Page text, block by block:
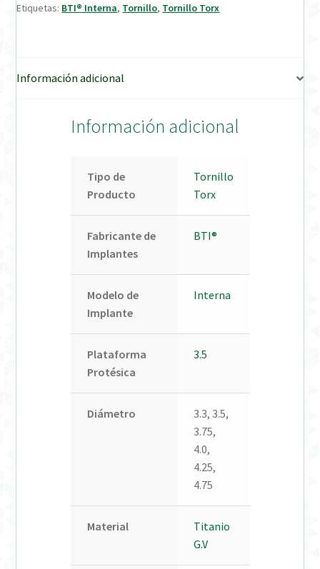
Etiquetas: BTI® Interna, Tornillo, Tornillo Torx
Información adicional
Información adicional
Tipo de
Producto
Tornillo
Torx
Fabricante de
Implantes
BTI®
Modelo de
Implante
Interna
Plataforma
Protésica
3.5
Diámetro
3.3, 3.5,
3.75,
4.0,
4.25,
4.75
Material
Titanio
G.V